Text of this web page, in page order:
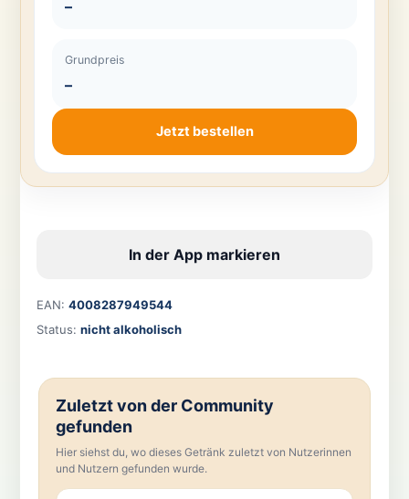
–
Grundpreis
–
Jetzt bestellen
In der App markieren
EAN: 4008287949544
Status: nicht alkoholisch
Zuletzt von der Community
gefunden
Hier siehst du, wo dieses Getränk zuletzt von Nutzerinnen
und Nutzern gefunden wurde.